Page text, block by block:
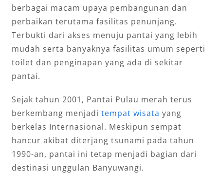
berbagai macam upaya pembangunan dan
perbaikan terutama fasilitas penunjang.
Terbukti dari akses menuju pantai yang lebih
mudah serta banyaknya fasilitas umum seperti
toilet dan penginapan yang ada di sekitar
pantai.
Sejak tahun 2001, Pantai Pulau merah terus
berkembang menjadi tempat wisata yang
berkelas Internasional. Meskipun sempat
hancur akibat diterjang tsunami pada tahun
1990-an, pantai ini tetap menjadi bagian dari
destinasi unggulan Banyuwangi.